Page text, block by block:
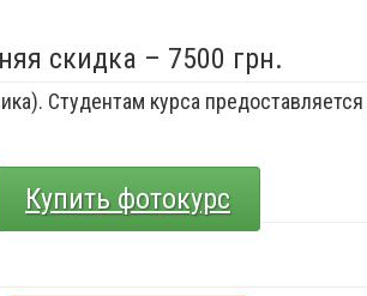
скидка – 7500 грн.
Студентам курса
Купить фотокурс